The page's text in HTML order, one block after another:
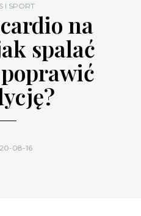
I SPORT
na
spalać
08-16